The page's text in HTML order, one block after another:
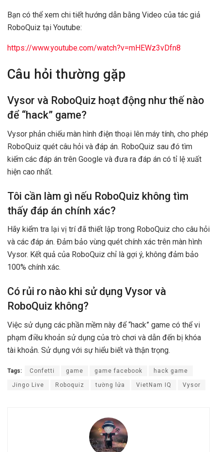
Bạn có thể xem chi tiết hướng dẫn bằng Video của tác giả
RoboQuiz tại Youtube:
https://www.youtube.com/watch?v=mHEWz3vDfn8
Câu hỏi thường gặp
Vysor và RoboQuiz hoạt động như thế nào
để “hack” game?
Vysor phản chiếu màn hình điện thoại lên máy tính, cho phép
RoboQuiz quét câu hỏi và đáp án. RoboQuiz sau đó tìm
kiếm các đáp án trên Google và đưa ra đáp án có tỉ lệ xuất
hiện cao nhất.
Tôi cần làm gì nếu RoboQuiz không tìm
thấy đáp án chính xác?
Hãy kiểm tra lại vị trí đã thiết lập trong RoboQuiz cho câu hỏi
và các đáp án. Đảm bảo vùng quét chính xác trên màn hình
Vysor. Kết quả của RoboQuiz chỉ là gợi ý, không đảm bảo
100% chính xác.
Có rủi ro nào khi sử dụng Vysor và
RoboQuiz không?
Việc sử dụng các phần mềm này để “hack” game có thể vi
phạm điều khoản sử dụng của trò chơi và dẫn đến bị khóa
tài khoản. Sử dụng với sự hiểu biết và thận trọng.
Tags: Confetti game game facebook hack game
Jingo Live Roboquiz tường lửa VietNam IQ Vysor